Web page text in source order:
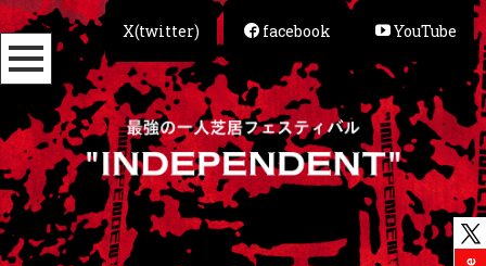
X(twitter) facebook YouTube